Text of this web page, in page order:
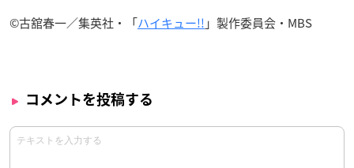
©古舘春一／集英社・「ハイキュー!! 」製作委員会・MBS
コメントを投稿する